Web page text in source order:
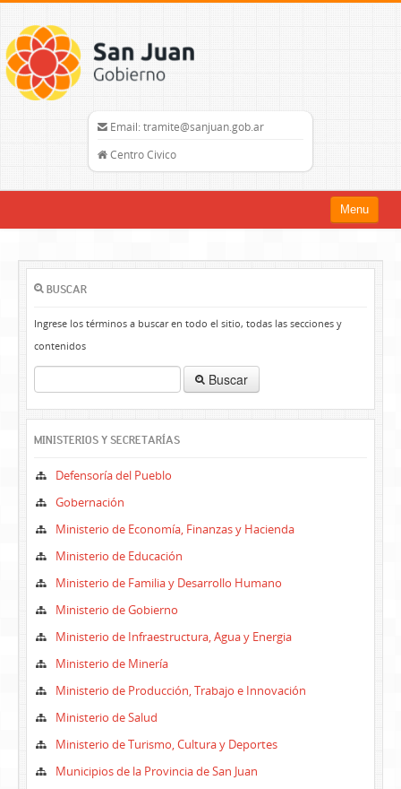
Email: tramite@sanjuan.gob.ar
Centro Civico
Menu
Mapa del Sitio
BUSCAR
Ingrese los términos a buscar en todo el sitio, todas las secciones y
contenidos
Buscar
MINISTERIOS Y SECRETARÍAS
Defensoría del Pueblo
Gobernación
Ministerio de Economía, Finanzas y Hacienda
Ministerio de Educación
Ministerio de Familia y Desarrollo Humano
Ministerio de Gobierno
Ministerio de Infraestructura, Agua y Energia
Ministerio de Minería
Ministerio de Producción, Trabajo e Innovación
Ministerio de Salud
Ministerio de Turismo, Cultura y Deportes
Municipios de la Provincia de San Juan